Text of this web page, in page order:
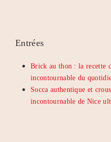
Entrées
Brick au thon : la recette
incontournable du
Socca authentique et
incontournable de Nice